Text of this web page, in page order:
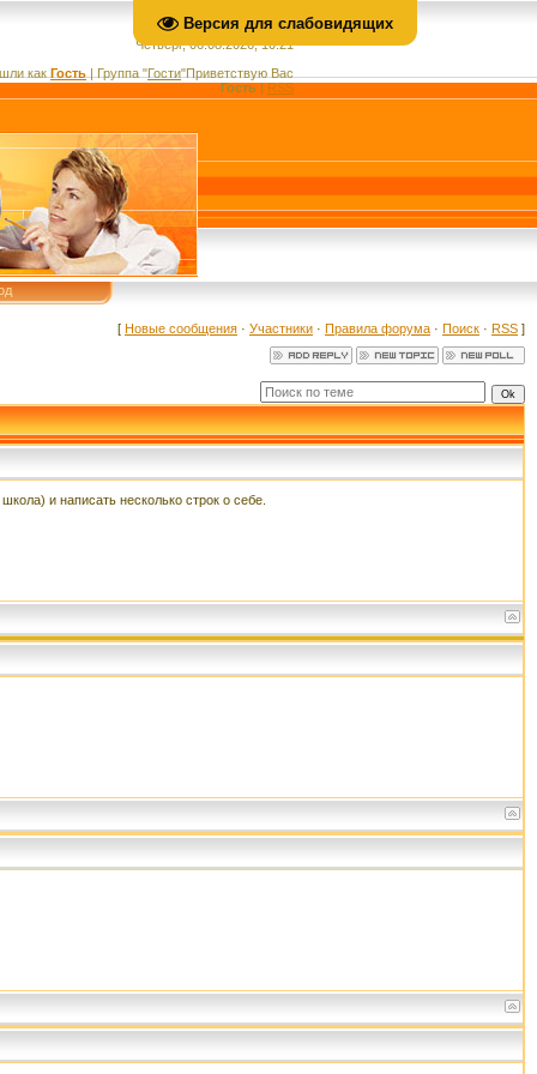
Версия для слабовидящих
Четверг, 06.08.2026, 10:21
как Гость | Группа "Гости"Приветствую Вас
Гость|RSS
[ Новые сообщения · Участники · Правила форума · Поиск · RSS ]
и написать несколько строк о себе.